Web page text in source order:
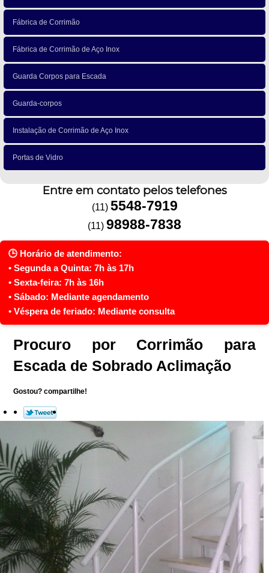
Fábrica de Corrimão
Fábrica de Corrimão de Aço Inox
Guarda Corpos para Escada
Guarda-corpos
Instalação de Corrimão de Aço Inox
Portas de Vidro
Entre em contato pelos telefones
(11) 5548-7919
(11) 98988-7838
Procuro por Corrimão para
Escada de Sobrado Aclimação
Gostou? compartilhe!